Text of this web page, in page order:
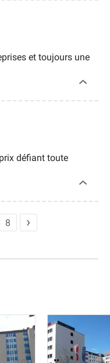
et toujours une
défiant toute
8